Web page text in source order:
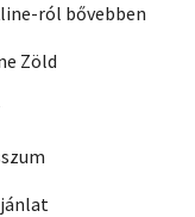
ról bővebben
Zöld